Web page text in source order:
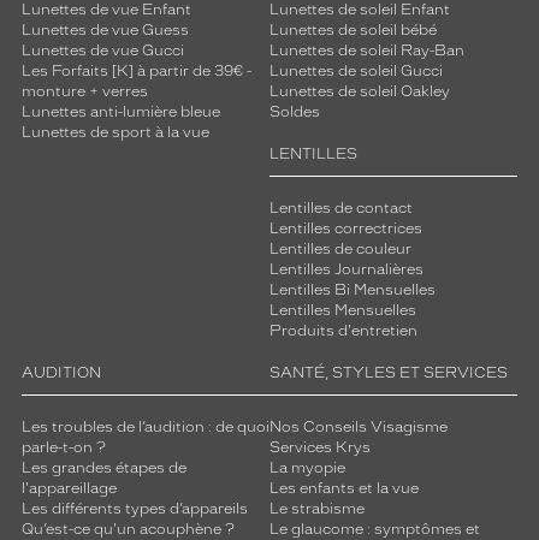
Lunettes de vue Enfant
Lunettes de vue Guess
Lunettes de vue Gucci
Les Forfaits [K] à partir de 39€ -
monture + verres
Lunettes anti-lumière bleue
Lunettes de sport à la vue
Lunettes de soleil Enfant
Lunettes de soleil bébé
Lunettes de soleil Ray-Ban
Lunettes de soleil Gucci
Lunettes de soleil Oakley
Soldes
LENTILLES
Lentilles de contact
Lentilles correctrices
Lentilles de couleur
Lentilles Journalières
Lentilles Bi Mensuelles
Lentilles Mensuelles
Produits d'entretien
AUDITION
Les troubles de l’audition : de quoi
parle-t-on ?
Les grandes étapes de
l'appareillage
Les différents types d’appareils
Qu’est-ce qu'un acouphène ?
SANTÉ, STYLES ET SERVICES
Nos Conseils Visagisme
Services Krys
La myopie
Les enfants et la vue
Le strabisme
Le glaucome : symptômes et